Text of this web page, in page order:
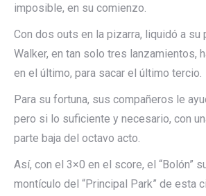
imposible, en su comienzo.
Con dos outs en la pizarra, liquidó a su
Walker, en tan solo tres lanzamientos,
en el último, para sacar el último tercio.
Para su fortuna, sus compañeros le
pero si lo suficiente y necesario, con
parte baja del octavo acto.
Así, con el 3×0 en el score, el “Bolón”
montículo del “Principal Park” de esta